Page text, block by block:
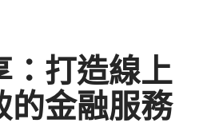
：打造線上
的金融服務